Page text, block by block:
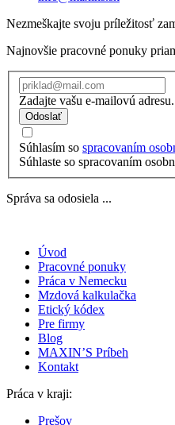
Nezmeškajte svoju príležitosť
Najnovšie pracovné ponuky
Zadajte vašu e-mailovú adresu.
Odoslať
Súhlasím so spracovaním
Súhlaste so spracovaním
Správa sa odosiela ...
Úvod
Pracovné ponuky
Práca v Nemecku
Mzdová kalkulačka
Etický kódex
Pre firmy
Blog
MAXIN’S Príbeh
Kontakt
Práca v kraji:
Prešov